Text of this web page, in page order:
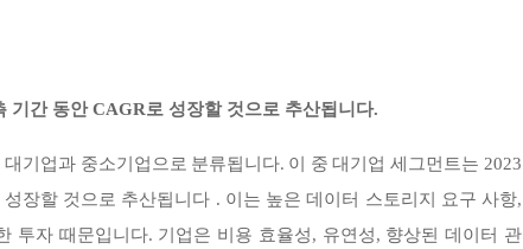
기간 동안 CAGR로 성장할 것으로 추산됩니다.
대기업과 중소기업으로 분류됩니다. 이 중대기업 세그먼트는 2023
장할 것으로 추산됩니다 . 이는 높은 데이터 스토리지 요구 사항,
투자 때문입니다. 기업은 비용 효율성, 유연성, 향상된 데이터 관